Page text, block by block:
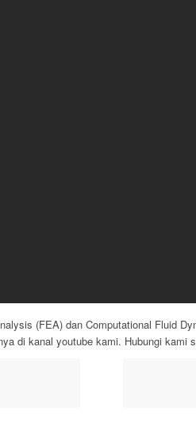
(FEA) dan Computational Fluid
di kanal youtube kami. Hubungi kami